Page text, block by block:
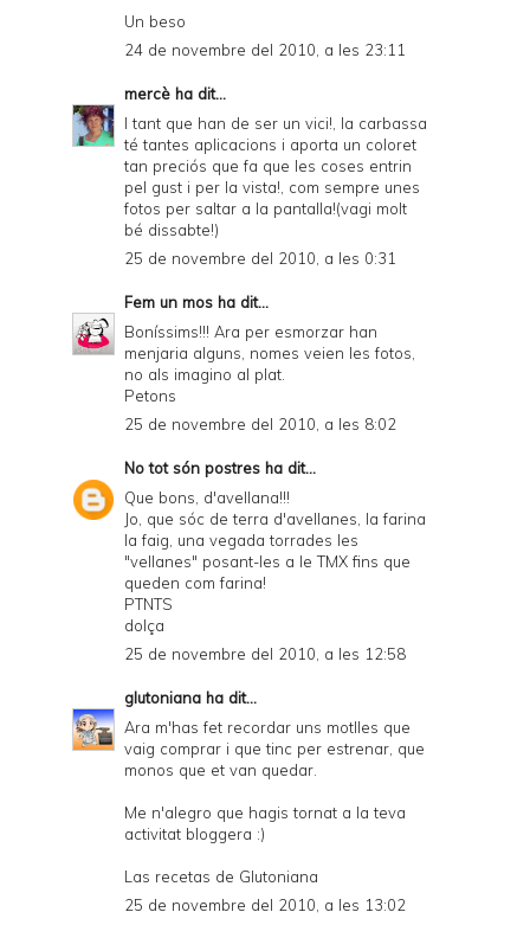
Un beso
24 de novembre del 2010, a les 23:11
mercè ha dit...
I tant que han de ser un vici!, la carbassa
té tantes aplicacions i aporta un coloret
tan preciós que fa que les coses entrin
pel gust i per la vista!, com sempre unes
fotos per saltar a la pantalla!(vagi molt
bé dissabte!)
25 de novembre del 2010, a les 0:31
Fem un mos ha dit...
Boníssims!!! Ara per esmorzar han
menjaria alguns, nomes veien les fotos,
no als imagino al plat.
Petons
25 de novembre del 2010, a les 8:02
No tot són postres ha dit...
Que bons, d'avellana!!!
Jo, que sóc de terra d'avellanes, la farina
la faig, una vegada torrades les
"vellanes" posant-les a le TMX fins que
queden com farina!
PTNTS
dolça
25 de novembre del 2010, a les 12:58
glutoniana ha dit...
Ara m'has fet recordar uns motlles que
vaig comprar i que tinc per estrenar, que
monos que et van quedar.
Me n'alegro que hagis tornat a la teva
activitat bloggera :)
Las recetas de Glutoniana
25 de novembre del 2010, a les 13:02